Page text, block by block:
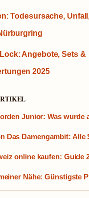
Todesursache,
Angebote, Sets &
2025
Junior: Was wurde
Das Damengambit: Alle
online kaufen: Guide
Nähe: Günstigste